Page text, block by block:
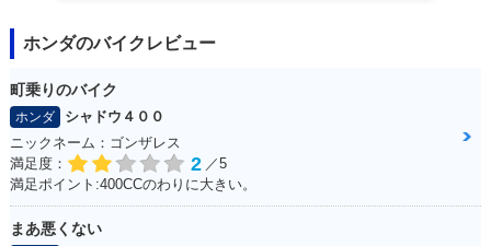
ホンダのバイクレビュー
町乗りのバイク
ホンダ
シャドウ４００
ニックネーム：ゴンザレス
満足度：
2 ／5
満足ポイント:400CCのわりに大きい。
まあ悪くない